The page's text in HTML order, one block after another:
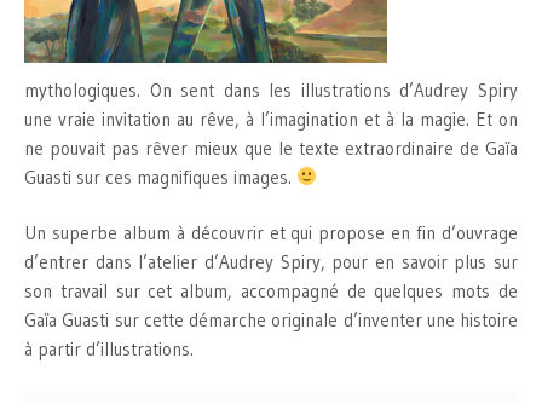
mythologiques. On sent dans les illustrations d’Audrey Spiry
une vraie invitation au rêve, à l’imagination et à la magie. Et on
ne pouvait pas rêver mieux que le texte extraordinaire de Gaïa
Guasti sur ces magnifiques images.
Un superbe album à découvrir et qui propose en fin d’ouvrage
d’entrer dans l’atelier d’Audrey Spiry, pour en savoir plus sur
son travail sur cet album, accompagné de quelques mots de
Gaïa Guasti sur cette démarche originale d’inventer une histoire
à partir d’illustrations.